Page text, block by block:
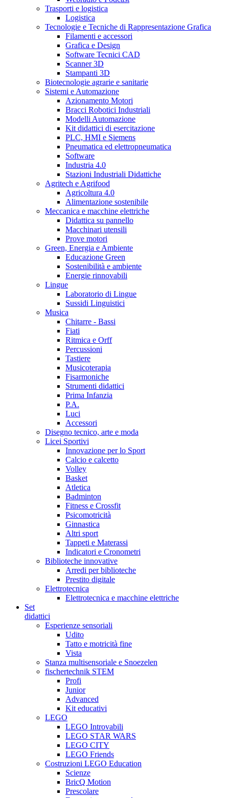
Trasporti e logistica
Logistica
Tecnologie e Tecniche di Rappresentazione Grafica
Filamenti e accessori
Grafica e Design
Software Tecnici CAD
Scanner 3D
Stampanti 3D
Biotecnologie agrarie e sanitarie
Sistemi e Automazione
Azionamento Motori
Bracci Robotici Industriali
Modelli Automazione
Kit didattici di esercitazione
PLC, HMI e Siemens
Pneumatica ed elettropneumatica
Software
Industria 4.0
Stazioni Industriali Didattiche
Agritech e Agrifood
Agricoltura 4.0
Alimentazione sostenibile
Meccanica e macchine elettriche
Didattica su pannello
Macchinari utensili
Prove motori
Green, Energia e Ambiente
Educazione Green
Sostenibilità e ambiente
Energie rinnovabili
Lingue
Laboratorio di Lingue
Sussidi Linguistici
Musica
Chitarre - Bassi
Fiati
Ritmica e Orff
Percussioni
Tastiere
Musicoterapia
Fisarmoniche
Strumenti didattici
Prima Infanzia
P.A.
Luci
Accessori
Disegno tecnico, arte e moda
Licei Sportivi
Innovazione per lo Sport
Calcio e calcetto
Volley
Basket
Atletica
Badminton
Fitness e Crossfit
Psicomotricità
Ginnastica
Altri sport
Tappeti e Materassi
Indicatori e Cronometri
Biblioteche innovative
Arredi per biblioteche
Prestito digitale
Elettrotecnica
Elettrotecnica e macchine elettriche
Set
didattici
Esperienze sensoriali
Udito
Tatto e motricità fine
Vista
Stanza multisensoriale e Snoezelen
fischertechnik STEM
Profi
Junior
Advanced
Kit educativi
LEGO
LEGO Introvabili
LEGO STAR WARS
LEGO CITY
LEGO Friends
Costruzioni LEGO Education
Scienze
BricQ Motion
Prescolare